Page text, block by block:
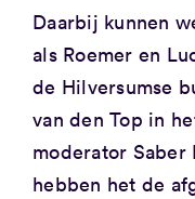
Daarbij kunnen
als Roemer en
de Hilversumse
van den Top in
moderator Saber
hebben het de